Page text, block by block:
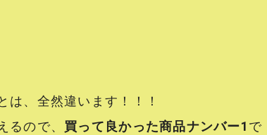
は、全然違います！！！
るので、 買って良かった商品ナンバー1 で